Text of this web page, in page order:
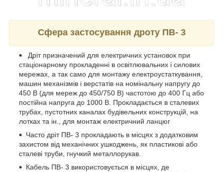
Сфера застосування дроту ПВ- 3
Дріт призначений для електричних установок при
стаціонарному прокладенні в освітлювальних і силових
мережах, а так само для монтажу електроустаткування,
машин механізмів і верстатів на номінальну напругу до
450 В (для мереж до 450/750 В) частотою до 400 Гц або
постійна напруга до 1000 В. Прокладається в сталевих
трубах, пустотних каналах будівельних конструкцій, на
лотках та ін., для монтаж електричний ланцюг
Часто дріт ПВ- 3 прокладають в місцях з додатковим
захистом від механічних ушкоджень, як пластикові або
сталеві труби, гнучкий металлорукав.
Кабель ПВ- 3 використовується в місцях, де